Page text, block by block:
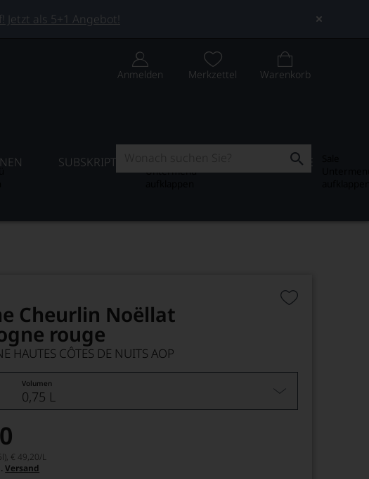
als 5+1 Angebot!
Anmelden Merkzettel Warenkorb
SUBSKRIPTION
Untermenü
SALE
Cheurlin Noëllat
rouge
HAUTES CÔTES DE NUITS AOP
Volumen
0,75 L
€ 49,20/L
Versand